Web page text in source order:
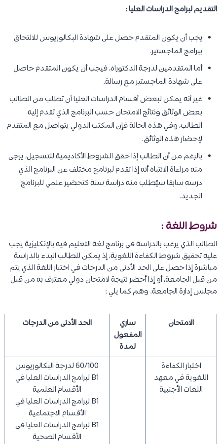
التقديم لبرامج الدراسات العليا :
يجب أن يكون المتقدم حصل على شهادة البكالوريوس للالتحاق
ببرامج الماجستير.
أما المتقدمين لدرجة الدكتوراه، فيجب أن يكون المتقدم حاصل
على شهادة الماجستير مع رسالة.
غير أنه يمكن لبعض أقسام الدراسات العليا أن تطلب من الطالب
بعض الوثائق ونتائج الامتحان حسب البرنامج الذي تقدم إليه
الطالب، وفي هذه الحالة فإن المكتب الدولي يتواصل مع المتقدم
لإحضار هذه الوثائق.
بالرغم من أن الطالب إذا حقق الشروط الأكاديمية للتسجيل، يرجى
منه مراعاة الانتباه أنه إذا تقدم لبرنامج مختلف عن البرنامج الذي
درسه سابقا سيُطلب منه دراسة سنة كتحضير علمي للبرنامج
الجديد.
شروط اللغة :
الطالب الذي يرغب بالدراسة في برنامج لغة التعليم فيه بالإنكليزية يجب
عليه تحقيق شروط الكفاءة اللغوية، إذ يمكن للطالب البدء بالدراسة
مباشرة إذا حصل على الحد الأدنى من الدرجات في اختبار اللغة الذي يتم
من قبل الجامعة، أو إذا أحضر نتيجة لامتحان دولي معترف به من قبل
مجلس إدارة الجامعة. وهم كما يلي :
الامتحان
ساري
المفعول
لمدة
الحد الأدنى من الدرجات
اختبار الكفاءة
اللغوية في معهد
اللغات الأجنبية
60/100 لدرجة البكالوريوس
B1 لبرامج الدراسات العليا في
الأقسام العلمية
B1 لبرامج الدراسات العليا في
الأقسام الاجتماعية
B1 لبرامج الدراسات العليا في
الأقسام الصحية